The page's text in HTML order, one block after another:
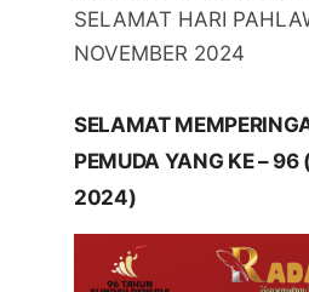
SELAMAT HARI
NOVEMBER 2024
SELAMAT
PEMUDA YANG KE – 96
2024)